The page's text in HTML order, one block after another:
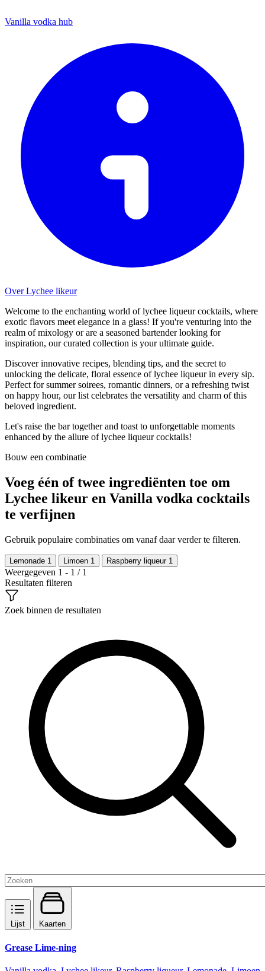
Vanilla vodka hub
Over Lychee likeur
Welcome to the enchanting world of lychee liqueur cocktails, where
exotic flavors meet elegance in a glass! If you're venturing into the
realm of mixology or are a seasoned bartender looking for
inspiration, our curated collection is your ultimate guide.
Discover innovative recipes, blending tips, and the secret to
unlocking the delicate, floral essence of lychee liqueur in every sip.
Perfect for summer soirees, romantic dinners, or a refreshing twist
on happy hour, our list celebrates the versatility and charm of this
beloved ingredient.
Let's raise the bar together and toast to unforgettable moments
enhanced by the allure of lychee liqueur cocktails!
Bouw een combinatie
Voeg één of twee ingrediënten toe om
Lychee likeur en Vanilla vodka cocktails
te verfijnen
Gebruik populaire combinaties om vanaf daar verder te filteren.
Lemonade 1 Limoen 1 Raspberry liqueur 1
Weergegeven 1 - 1 / 1
Resultaten filteren
Zoek binnen de resultaten
Lijst Kaarten
Grease Lime-ning